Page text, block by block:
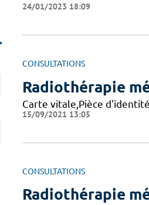
24/01/2023 18:09
CONSULTATIONS
Radiothérapie
Carte vitale,Pièce
15/09/2021 13:05
CONSULTATIONS
Radiothérapie